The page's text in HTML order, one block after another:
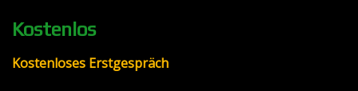
Kostenlos
Kostenloses Erstgespräch